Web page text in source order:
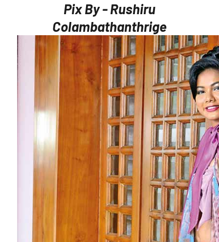
Pix By - Rushiru
Colambathanthrige